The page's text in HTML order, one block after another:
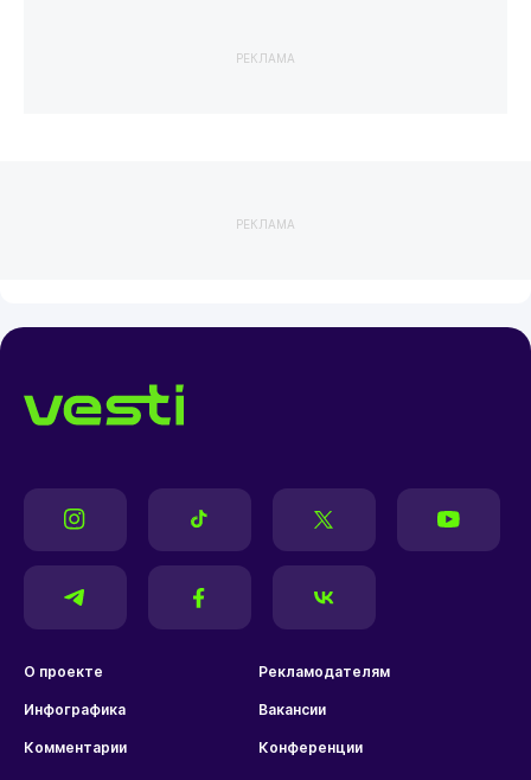
РЕКЛАМА
РЕКЛАМА
О проекте Рекламодателям
Инфографика Вакансии
Комментарии Конференции